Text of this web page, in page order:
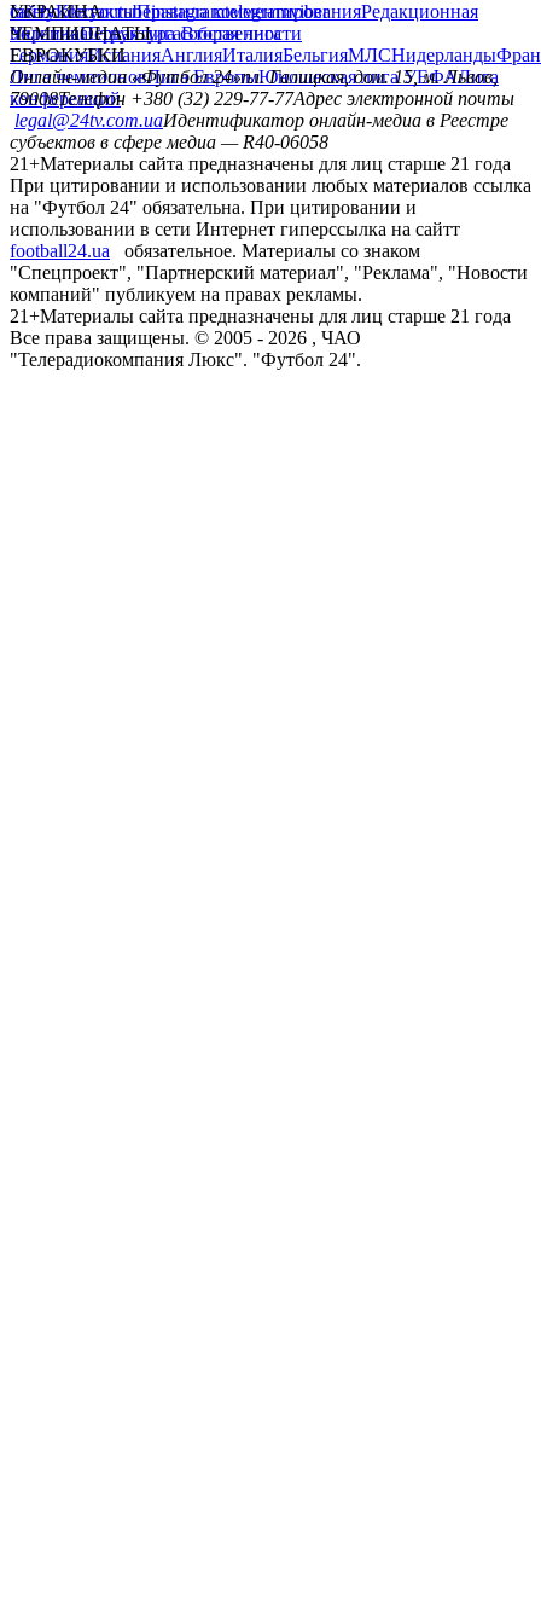
сайтуКонтактыПравила комментированияРедакционная
политикаСтруктура собственности
facebookxyoutubeinstagramtelegramviber
УКРАИНА
УкраинаПервая лигаВторая лига
ЧЕМПИОНАТЫ
ГерманияИспанияАнглияИталияБельгияМЛСНидерланды
ЕВРОКУБКИ
Лига чемпионовЛига ЕвропыЮношеская лига УЕФАЛига
конференций
Онлайн-медиа «Футбол 24»пл. Галицкая, дом. 15, м. Львов,
79008Телефон +380 (32) 229-77-77Адрес электронной почты
legal@24tv.com.uaИдентификатор онлайн-медиа в Реестре
субъектов в сфере медиа — R40-06058
21+Материалы сайта предназначены для лиц старше 21 года
При цитировании и использовании любых материалов ссылка
на "Футбол 24" обязательна. При цитировании и
использовании в сети Интернет гиперссылка на сайтт
football24.ua
обязательное. Материалы со знаком
"Спецпроект", "Партнерский материал", "Реклама", "Новости
компаний" публикуем на правах рекламы.
21+Материалы сайта предназначены для лиц старше 21 года
Все права защищены. © 2005 - 2026 , ЧАО
"Телерадиокомпания Люкс". "Футбол 24".